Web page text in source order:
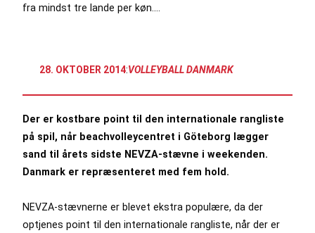
fra mindst tre lande per køn.…
28. OKTOBER 2014:VOLLEYBALL DANMARK
Der er kostbare point til den internationale rangliste
på spil, når beachvolleycentret i Göteborg lægger
sand til årets sidste NEVZA-stævne i weekenden.
Danmark er repræsenteret med fem hold.
NEVZA-stævnerne er blevet ekstra populære, da der
optjenes point til den internationale rangliste, når der er